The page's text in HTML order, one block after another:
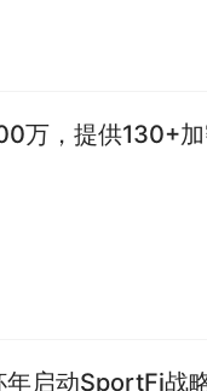
万，提供130+
启动SportFi战